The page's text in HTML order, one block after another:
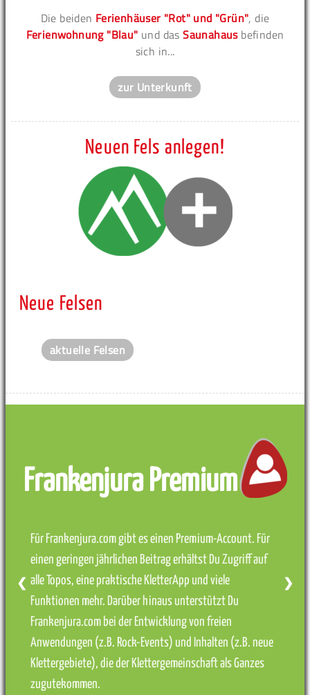
Die beiden Ferienhäuser "Rot" und "Grün", die
Ferienwohnung "Blau" und dasSaunahausbefinden
sich in...
zur Unterkunft
Neuen Fels anlegen!
Neue Felsen
aktuelle Felsen
Frankenjura Premium
Für Frankenjura.com gibt es einen Premium-Account. Für
einen geringen jährlichen Beitrag erhältst Du Zugriff auf
alle Topos, eine praktische KletterApp und viele
Funktionen mehr. Darüber hinaus unterstützt Du
Frankenjura.com bei der Entwicklung von freien
Anwendungen (z.B. Rock-Events) und Inhalten (z.B. neue
Klettergebiete), die der Klettergemeinschaft als Ganzes
zugutekommen.
❮ ❯